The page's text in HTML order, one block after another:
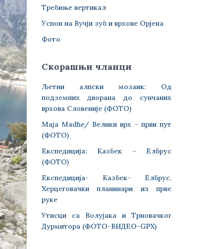
Требиње вертикал
Успон на Вучји зуб и врхове Орјена
Фото
Скорашњи чланци
Љетни алпски мозаик: Од
подземних дворана до сунчаних
врхова Словеније (ФОТО)
Maja Madhe/ Велики врх – први пут
(ФОТО)
Експедиција: Казбек – Елбрус
(ФОТО)
Експедиција- Казбек- Елбрус.
Херцеговачки планинари из прве
руке
Утисци са Волујака и Трновачког
Дурмитора (ФОТО-ВИДЕО-GPX)